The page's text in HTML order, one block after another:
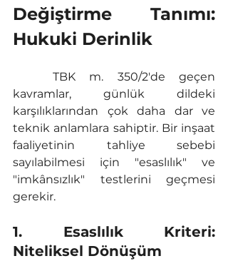
Değiştirme Tanımı:
Hukuki Derinlik
kavramlar, günlük dildeki
karşılıklarından çok daha dar ve
teknik anlamlara sahiptir. Bir inşaat
faaliyetinin tahliye sebebi
sayılabilmesi için "esaslılık" ve
"imkânsızlık" testlerini geçmesi
gerekir.
1. Esaslılık Kriteri:
Niteliksel Dönüşüm